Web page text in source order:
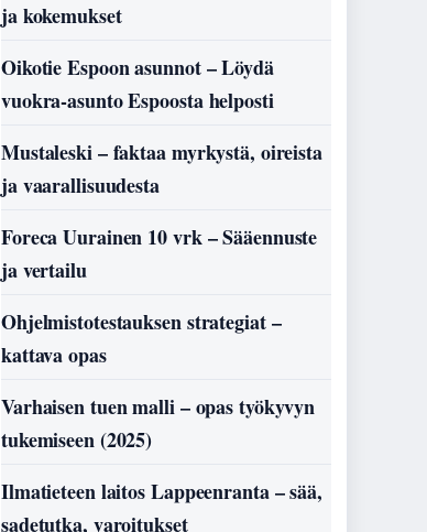
ja kokemukset
Oikotie Espoon asunnot – Löydä
vuokra-asunto Espoosta helposti
Mustaleski – faktaa myrkystä, oireista
ja vaarallisuudesta
Foreca Uurainen 10 vrk – Sääennuste
ja vertailu
Ohjelmistotestauksen strategiat –
kattava opas
Varhaisen tuen malli – opas työkyvyn
tukemiseen (2025)
Ilmatieteen laitos Lappeenranta – sää,
sadetutka, varoitukset